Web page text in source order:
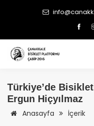
Türkiye’de
Ergun Hiçyılmaz
Anasayfa İçerik